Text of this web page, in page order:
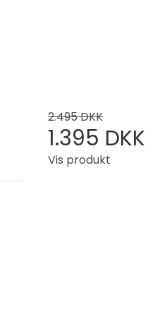
2.495 DKK
1.395 DKK
Vis produkt